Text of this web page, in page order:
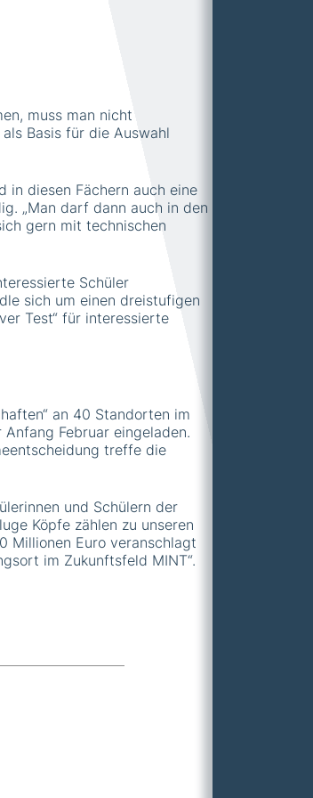
muss man nicht
Basis für die Auswahl
in diesen Fächern auch eine
„Man darf dann auch in den
gern mit technischen
Schüler
sich um einen dreistufigen
Test“ für interessierte
an 40 Standorten im
Februar eingeladen.
treffe die
und Schülern der
Köpfe zählen zu unseren
Millionen Euro veranschlagt
im Zukunftsfeld MINT“.